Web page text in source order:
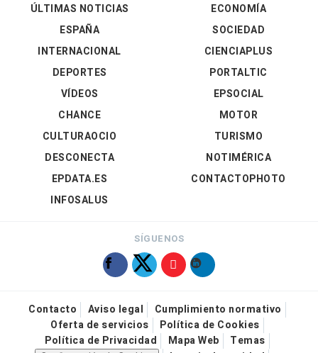
ÚLTIMAS NOTICIAS
ESPAÑA
INTERNACIONAL
DEPORTES
VÍDEOS
ECONOMÍA
SOCIEDAD
CIENCIAPLUS
PORTALTIC
EPSOCIAL
CHANCE
CULTURAOCIO
DESCONECTA
EPDATA.ES
INFOSALUS
MOTOR
TURISMO
NOTIMÉRICA
CONTACTOPHOTO
SÍGUENOS
Contacto Aviso legal
Cumplimiento normativo
Oferta de servicios
Política de Cookies
Política de Privacidad
Mapa Web
Temas